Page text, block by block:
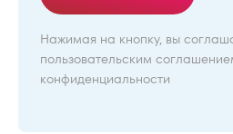
Нажимая на кнопку, вы
пользовательским
конфиденциальности